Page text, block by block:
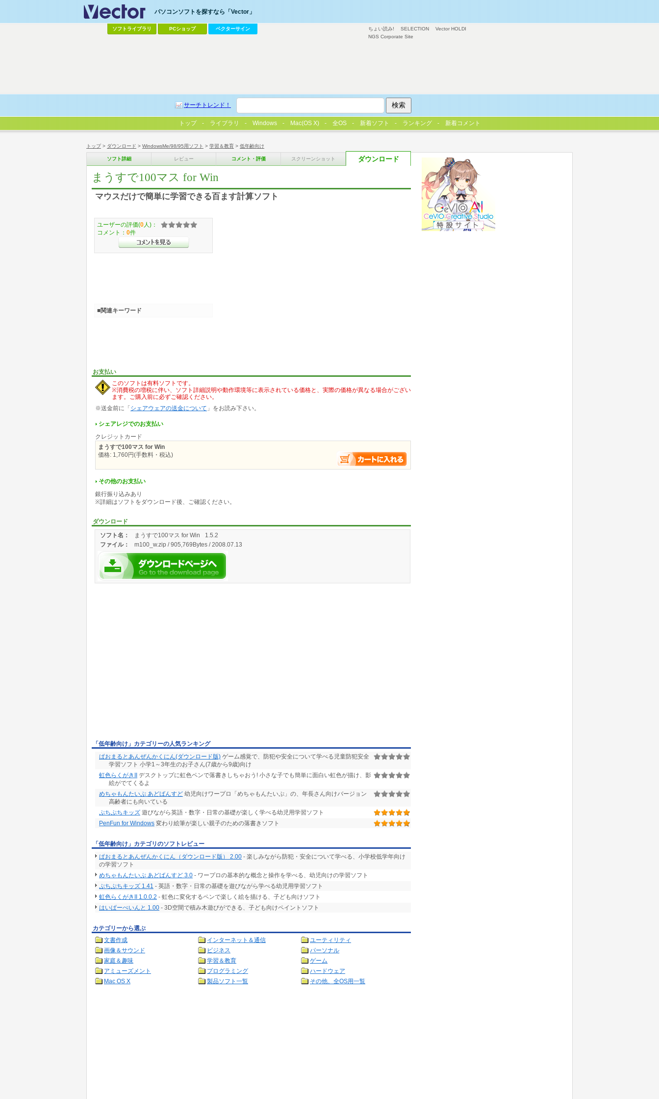
トップ> ダウンロード > WindowsMe/98/95用ソフト > 学習＆教育 > 低年齢向け
ソフト詳細 レビュー コメント・評価 スクリーンショット ダウンロード
まうすで100マス for Win
マウスだけで簡単に学習できる百ます計算ソフト
お支払い
このソフトは有料ソフトです。
※消費税の増税に伴い、ソフト詳細説明や動作環境等に表示されている価格と、実際の価格が異なる場合がござい
ます。ご購入前に必ずご確認ください。
※送金前に「シェアウェアの送金について 」をお読み下さい。
シェアレジでのお支払い
クレジットカード
まうすで100マス for Win
価格: 1,760円(手数料・税込)
その他のお支払い
銀行振り込みあり
※詳細はソフトをダウンロード後、ご確認ください。
ダウンロード
ソフト名：
まうすで100マス for Win 1.5.2
ファイル： m100_w.zip / 905,769Bytes / 2008.07.13
ユーザーの評価(0 人)：
コメント： 0件
■関連キーワード
「低年齢向け」カテゴリーの人気ランキング
ぱおまるとあんぜんかくにん(ダウンロード版) ゲーム感覚で、防犯や安全について学べる児童防犯安全
学習ソフト 小学1～3年生のお子さん(7歳から9歳)向け
虹色らくがきII デスクトップに虹色ペンで落書きしちゃおう! 小さな子でも簡単に面白い虹色が描け、影
絵がでてくるよ
めちゃもんたいぷ あどばんすど 幼児向けワープロ「めちゃもんたいぷ」の、年長さん向けバージョン
高齢者にも向いている
ぷちぷちキッズ 遊びながら英語・数字・日常の基礎が楽しく学べる幼児用学習ソフト
PenFun for Windows 変わり絵筆が楽しい親子のための落書きソフト
「低年齢向け」カテゴリのソフトレビュー
ぱおまるとあんぜんかくにん（ダウンロード版） 2.00 - 楽しみながら防犯・安全について学べる、小学校低学年向け
の学習ソフト
めちゃもんたいぷ あどばんすど 3.0 - ワープロの基本的な概念と操作を学べる、幼児向けの学習ソフト
ぷちぷちキッズ 1.41 - 英語・数字・日常の基礎を遊びながら学べる幼児用学習ソフト
虹色らくがきII 1.0.0.2 - 虹色に変化するペンで楽しく絵を描ける、子ども向けソフト
はいぱーぺいんと 1.00 - 3D空間で積み木遊びができる、子ども向けペイントソフト
カテゴリーから選ぶ
文書作成
インターネット＆通信
ユーティリティ
画像＆サウンド
ビジネス
パーソナル
家庭＆趣味
学習＆教育
ゲーム
アミューズメント
プログラミング
ハードウェア
Mac OS X
製品ソフト一覧 その他、全OS用一覧
ちょい読み! SELECTION
Vector HOLDI
NGS Corporate Site
パソコンソフトを探すなら「Vector」
ソフトライブラリ PCショップ ベクターサイン
サーチトレンド！
トップ ライブラリ Windows Mac(OS X) 全OS 新着ソフト ランキング 新着コメント